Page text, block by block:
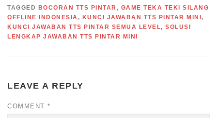
TAGGED
BOCORAN TTS PINTAR , GAME TEKA TEKI SILANG
OFFLINE INDONESIA , KUNCI JAWABAN TTS PINTAR MINI ,
KUNCI JAWABAN TTS PINTAR SEMUA LEVEL, SOLUSI
LENGKAP JAWABAN TTS PINTAR MINI
LEAVE A REPLY
COMMENT *